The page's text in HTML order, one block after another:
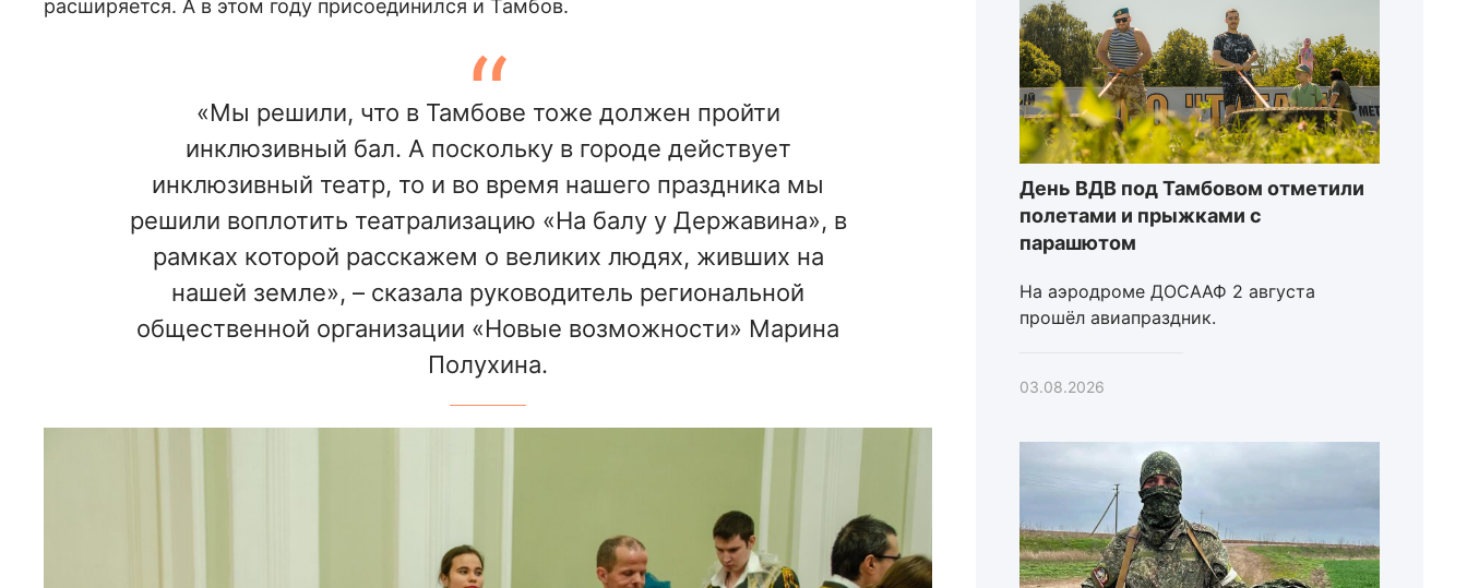
расширяется. А в этом году присоединился и Тамбов.
«Мы решили, что в Тамбове тоже должен пройти
инклюзивный бал. А поскольку в городе действует
инклюзивный театр, то и во время нашего праздника мы
решили воплотить театрализацию «На балу у Державина», в
рамках которой расскажем о великих людях, живших на
нашей земле», – сказала руководитель региональной
общественной организации «Новые возможности» Марина
Полухина.
День ВДВ под Тамбовом отметили
полетами и прыжками с
парашютом
На аэродроме ДОСААФ 2 августа
прошёл авиапраздник.
03.08.2026